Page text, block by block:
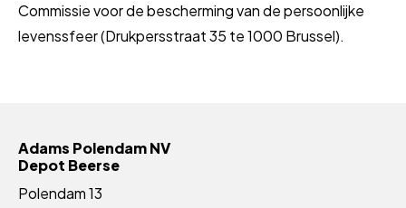
Commissie voor de bescherming van de persoonlijke
levenssfeer (Drukpersstraat 35 te 1000 Brussel).
Adams Polendam NV
Depot Beerse
Polendam 13